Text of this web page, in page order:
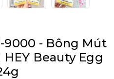
9000 - Bông Mút
Beauty Egg